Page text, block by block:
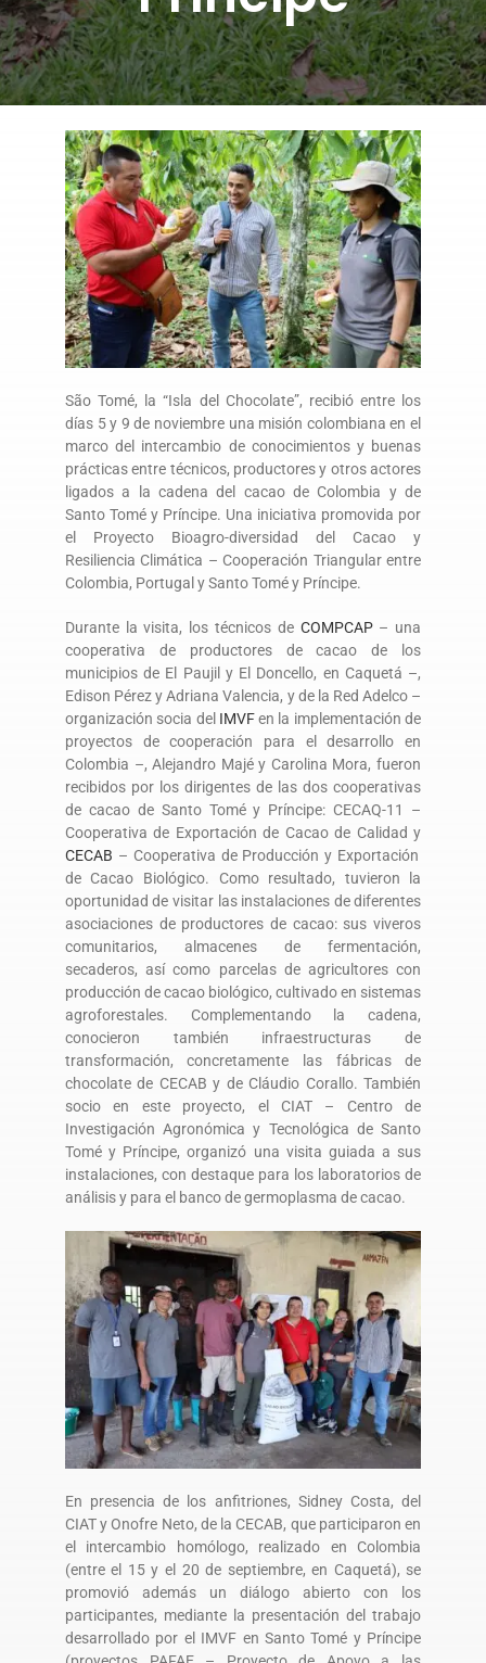
São Tomé, la “Isla del Chocolate”, recibió entre los
días 5 y 9 de noviembre una misión colombiana en el
marco del intercambio de conocimientos y buenas
prácticas entre técnicos, productores y otros actores
ligados a la cadena del cacao de Colombia y de
Santo Tomé y Príncipe. Una iniciativa promovida por
el Proyecto Bioagro-diversidad del Cacao y
Resiliencia Climática – Cooperación Triangular entre
Colombia, Portugal y Santo Tomé y Príncipe.
Durante la visita, los técnicos de COMPCAP– una
cooperativa de productores de cacao de los
municipios de El Paujil y El Doncello, en Caquetá –,
Edison Pérez y Adriana Valencia, y de la Red Adelco –
organización socia del IMVFen la implementación de
proyectos de cooperación para el desarrollo en
Colombia –, Alejandro Majé y Carolina Mora, fueron
recibidos por los dirigentes de las dos cooperativas
de cacao de Santo Tomé y Príncipe: CECAQ-11 –
Cooperativa de Exportación de Cacao de Calidad y
CECAB – Cooperativa de Producción y Exportación
de Cacao Biológico. Como resultado, tuvieron la
oportunidad de visitar las instalaciones de diferentes
asociaciones de productores de cacao: sus viveros
comunitarios, almacenes de fermentación,
secaderos, así como parcelas de agricultores con
producción de cacao biológico, cultivado en sistemas
agroforestales. Complementando la cadena,
conocieron también infraestructuras de
transformación, concretamente las fábricas de
chocolate de CECAB y de Cláudio Corallo. También
socio en este proyecto, el CIAT – Centro de
Investigación Agronómica y Tecnológica de Santo
Tomé y Príncipe, organizó una visita guiada a sus
instalaciones, con destaque para los laboratorios de
análisis y para el banco de germoplasma de cacao.
En presencia de los anfitriones, Sidney Costa, del
CIAT y Onofre Neto, de la CECAB, que participaron en
el intercambio homólogo, realizado en Colombia
(entre el 15 y el 20 de septiembre, en Caquetá), se
promovió además un diálogo abierto con los
participantes, mediante la presentación del trabajo
desarrollado por el IMVF en Santo Tomé y Príncipe